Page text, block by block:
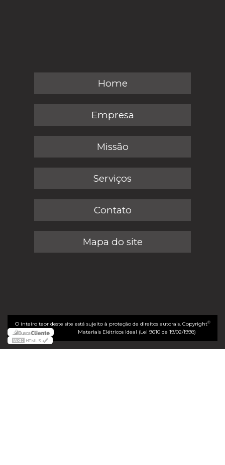
Home
Empresa
Missão
Serviços
Contato
Mapa do site
O inteiro teor deste site está sujeito à proteção de direitos autorais. Copyright©
Materiais Elétricos Ideal (Lei 9610 de 19/02/1998)